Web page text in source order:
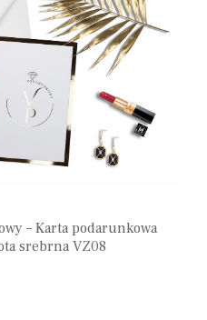
– Karta podarunkowa
srebrna VZ08